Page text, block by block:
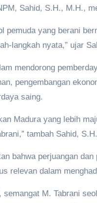
Sahid, S.H., M.H.,
pemuda yang berani
langkah nyata,” ujar
mendorong
pengembangan
saing.
Madura yang lebih
tambah Sahid,
bahwa perjuangan
relevan dalam
M. Tabrani